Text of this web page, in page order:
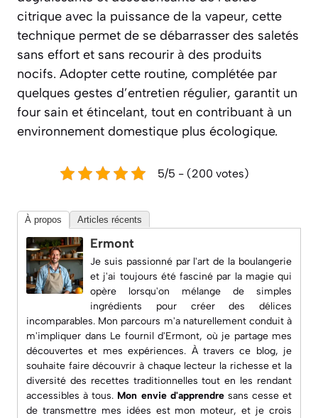
citrique avec la puissance de la vapeur, cette
technique permet de se débarrasser des saletés
sans effort et sans recourir à des produits
nocifs. Adopter cette routine, complétée par
quelques gestes d’entretien régulier, garantit un
four sain et étincelant, tout en contribuant à un
environnement domestique plus écologique.
5/5 - (200 votes)
À propos Articles récents
Ermont
Je suis passionné par l'art de la boulangerie
et j'ai toujours été fasciné par la magie qui
opère lorsqu'on mélange de simples
ingrédients pour créer des délices
incomparables. Mon parcours m'a naturellement conduit à
m'impliquer dans Le fournil d'Ermont, où je partage mes
découvertes et mes expériences. À travers ce blog, je
souhaite faire découvrir à chaque lecteur la richesse et la
diversité des recettes traditionnelles tout en les rendant
accessibles à tous. Mon envie d'apprendresans cesse et
de transmettre mes idées est mon moteur, et je crois